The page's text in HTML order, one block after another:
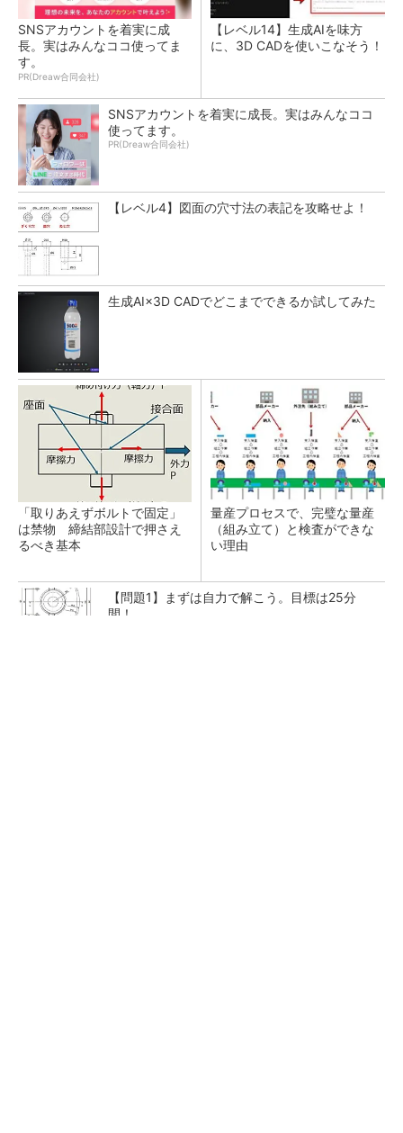
SNSアカウントを着実に成
長。実はみんなココ使ってま
す。
PR(Dreaw合同会社)
【レベル14】生成AIを味方
に、3D CADを使いこなそう！
SNSアカウントを着実に成長。実はみんなココ
使ってます。
PR(Dreaw合同会社)
【レベル4】図面の穴寸法の表記を攻略せよ！
生成AI×3D CADでどこまでできるか試してみた
「取りあえずボルトで固定」
は禁物 締結部設計で押さえ
るべき基本
量産プロセスで、完璧な量産
（組み立て）と検査ができな
い理由
【問題1】まずは自力で解こう。目標は25分
間！